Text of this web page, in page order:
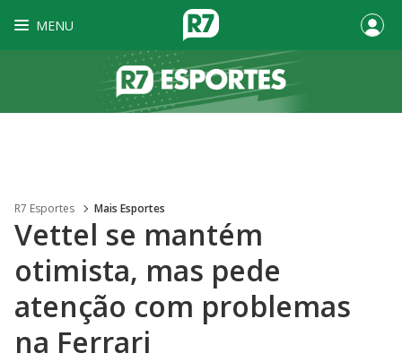
MENU
R7 Esportes Mais Esportes
Vettel se mantém
otimista, mas pede
atenção com problemas
na Ferrari